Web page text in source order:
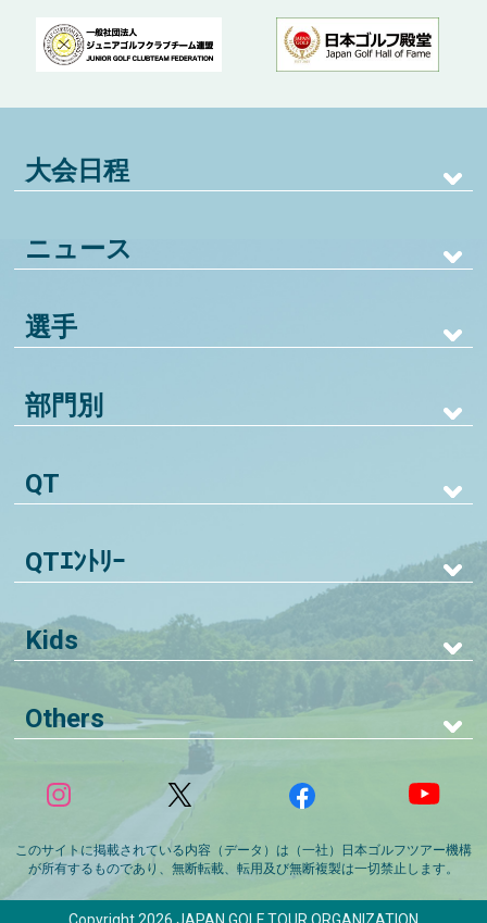
大会日程
ニュース
選手
部門別
QT
QTｴﾝﾄﾘｰ
Kids
Others
このサイトに掲載されている内容（データ）は（一社）日本ゴルフツアー機構
が所有するものであり、無断転載、転用及び無断複製は一切禁止します。
Copyright 2026 JAPAN GOLF TOUR ORGANIZATION